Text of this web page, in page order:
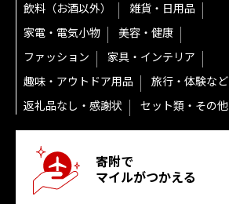
飲料（お酒以外）
雑貨・日用品
家電・電気小物
美容・健康
ファッション
家具・インテリア
趣味・アウトドア用品
旅行・体験など
返礼品なし・感謝状
セット類・その他
寄附で
マイルがつかえる